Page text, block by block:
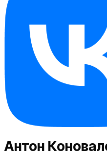
Антон